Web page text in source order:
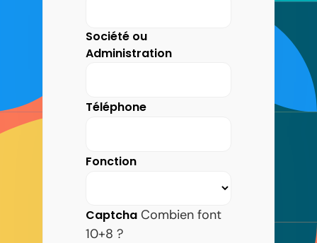
Société ou
Administration
Téléphone
Fonction
Captcha Combien font
10+8 ?